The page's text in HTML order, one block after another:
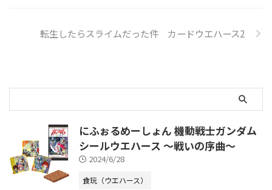
転生したらスライムだった件 カードウエハース2
にふぉるめーしょん 機動戦士ガンダム
シールウエハース ～戦いの序曲～
2024/6/28
食玩（ウエハース）